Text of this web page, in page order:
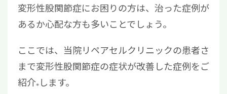
4.1変形性股関節症を手術しないで治す方
法は？
る？
4.3変形性股関節症でやってはいけないこ
とは？
変形性股関節症にお困りの方は、治った症例が
あるか心配な方も多いことでしょう。
ここでは、当院リペアセルクリニックの患者さ
まで変形性股関節症の症状が改善した症例をご
紹介※ します。